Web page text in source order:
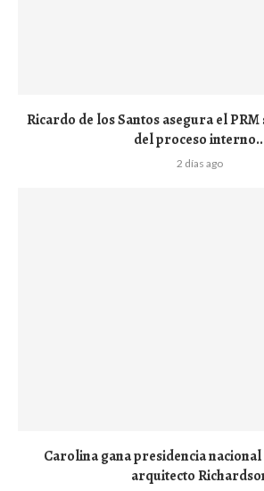
Ricardo de los Santos asegura el
del proceso
2 días ago
Carolina gana presidencia
arquitecto